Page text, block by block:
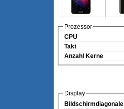
Prozessor
CPU
Takt
Anzahl Kerne
Display
Bildschirmdiagonale